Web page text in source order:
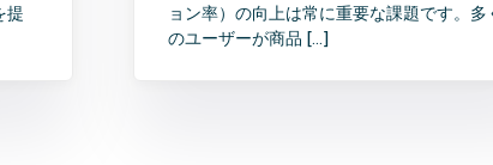
提
ョン率）の向上は常に重要な課題です。多
のユーザーが商品 […]